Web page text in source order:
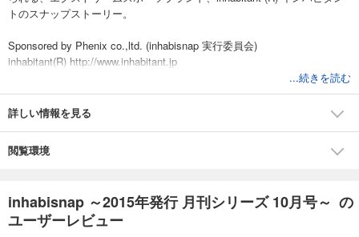
トのスナップストーリー。
Sponsored by Phenix co.,ltd. (inhabisnap 実行委員会)
inhabitant(R) http://www.inhabitant.jp
月刊 インハビスナップ シリーズ
http://digital-gekkan.jp/pip/865945/pp1/092/index.html
...続きを読む
詳しい情報を見る
閲覧環境
inhabisnap ～2015年発行 月刊シリーズ 10月号～ の
ユーザーレビュー